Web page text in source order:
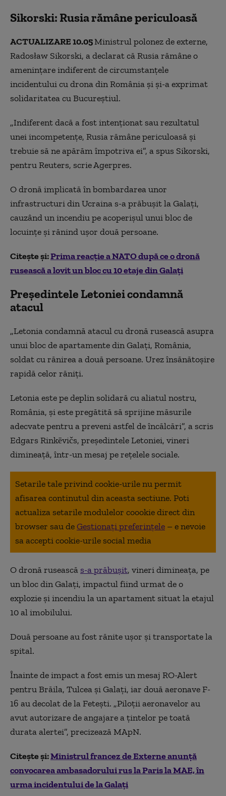
Sikorski: Rusia rămâne periculoasă
ACTUALIZARE 10.05Ministrul polonez de externe,
Radosław Sikorski, a declarat că Rusia rămâne o
amenințare indiferent de circumstanțele
incidentului cu drona din România și și-a exprimat
solidaritatea cu Bucureștiul.
„Indiferent dacă a fost intenţionat sau rezultatul
unei incompetenţe, Rusia rămâne periculoasă şi
trebuie să ne apărăm împotriva ei”, a spus Sikorski,
pentru Reuters, scrie Agerpres.
O dronă implicată în bombardarea unor
infrastructuri din Ucraina s-a prăbuşit la Galaţi,
cauzând un incendiu pe acoperişul unui bloc de
locuinţe şi rănind uşor două persoane.
Citește și:Prima reacție a NATO după ce o dronă
rusească a lovit un bloc cu 10 etaje din Galați
Președintele Letoniei condamnă
atacul
„Letonia condamnă atacul cu dronă rusească asupra
unui bloc de apartamente din Galați, România,
soldat cu rănirea a două persoane. Urez însănătoșire
rapidă celor răniți.
Letonia este pe deplin solidară cu aliatul nostru,
România, și este pregătită să sprijine măsurile
adecvate pentru a preveni astfel de încălcări”, a scris
Edgars Rinkēvičs, președintele Letoniei, vineri
dimineață, într-un mesaj pe rețelele sociale.
Setarile tale privind cookie-urile nu permit
afisarea continutul din aceasta sectiune. Poti
actualiza setarile modulelor coookie direct din
browser sau deGestionați preferințele – e nevoie
sa accepti cookie-urile social media
O dronă rusească s-a prăbuşit, vineri dimineața, pe
un bloc din Galaţi, impactul fiind urmat de o
explozie şi incendiu la un apartament situat la etajul
10 al imobilului.
Două persoane au fost rănite ușor și transportate la
spital.
Înainte de impact a fost emis un mesaj RO-Alert
pentru Brăila, Tulcea şi Galaţi, iar două aeronave F-
16 au decolat de la Feteşti. „Piloţii aeronavelor au
avut autorizare de angajare a ţintelor pe toată
durata alertei”, precizează MApN.
Citește și:Ministrul francez de Externe anunță
convocarea ambasadorului rus la Paris la MAE, în
urma incidentului de la Galați